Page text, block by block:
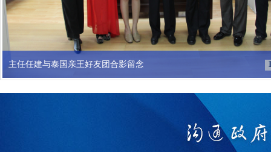
主任任建与泰国亲王好友团合影留念